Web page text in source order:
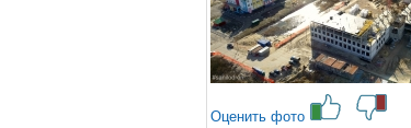
Оценить фото